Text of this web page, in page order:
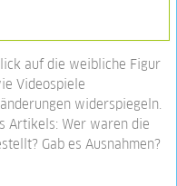
auf die weibliche Figur
Videospiele
widerspiegeln.
Artikels: Wer waren die
Gab es Ausnahmen?